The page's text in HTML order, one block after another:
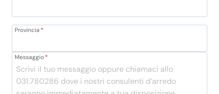
Provincia *
Messaggio*